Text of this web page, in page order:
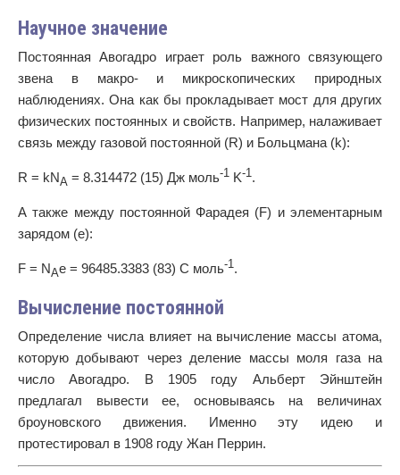
Научное значение
Постоянная Авогадро играет роль важного связующего
звена в макро- и микроскопических природных
наблюдениях. Она как бы прокладывает мост для других
физических постоянных и свойств. Например, налаживает
связь между газовой постоянной (R) и Больцмана (k):
R = kNA = 8.314472 (15) Дж моль-1 K-1.
А также между постоянной Фарадея (F) и элементарным
зарядом (e):
F = NAe = 96485.3383 (83) C моль-1.
Вычисление постоянной
Определение числа влияет на вычисление массы атома,
которую добывают через деление массы моля газа на
число Авогадро. В 1905 году Альберт Эйнштейн
предлагал вывести ее, основываясь на величинах
броуновского движения. Именно эту идею и
протестировал в 1908 году Жан Перрин.